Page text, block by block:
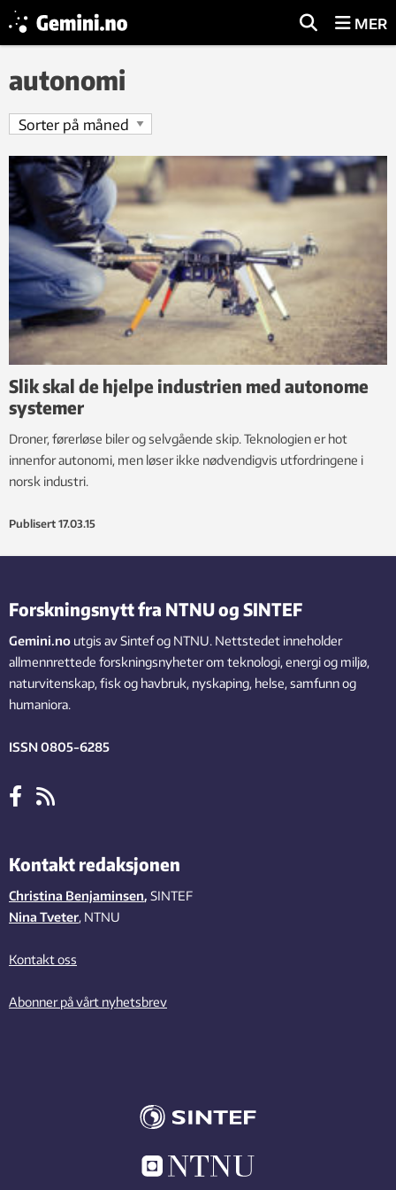
MER
autonomi
Slik skal de hjelpe industrien med autonome
systemer
Droner, førerløse biler og selvgående skip. Teknologien er hot
innenfor autonomi, men løser ikke nødvendigvis utfordringene i
norsk industri.
Publisert 17.03.15
Forskningsnytt fra NTNU og SINTEF
Gemini.no utgis av Sintef og NTNU. Nettstedet inneholder
allmennrettede forskningsnyheter om teknologi, energi og miljø,
naturvitenskap, fisk og havbruk, nyskaping, helse, samfunn og
humaniora.
ISSN 0805-6285
Kontakt redaksjonen
Christina Benjaminsen, SINTEF
Nina Tveter, NTNU
Kontakt oss
Abonner på vårt nyhetsbrev